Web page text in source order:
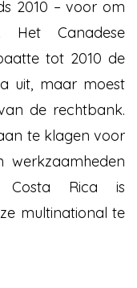
2010 – voor om
Het Canadese
tot 2010 de
uit, maar moest
de rechtbank.
te klagen voor
Costa Rica is
multinational te